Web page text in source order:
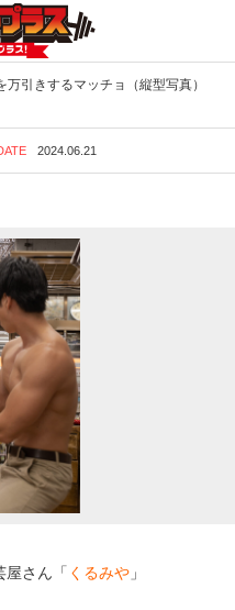
万引きするマッチョ（縦型写真）
2024.06.21
さん「 くるみや 」